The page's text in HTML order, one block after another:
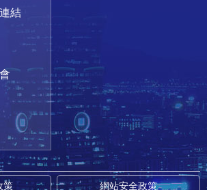
結
策 網站安全政策